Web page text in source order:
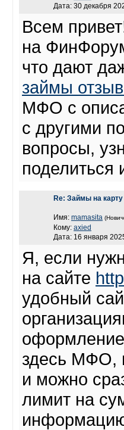
Дата: 30 декабря
Всем
на
что дают
займы
МФО с
с другими
вопросы,
Re: Займы на
Имя: mamasita
Кому: axied
Дата: 16 января
Я, если
на сайте
удобный
здесь МФО,
и можно
лимит на